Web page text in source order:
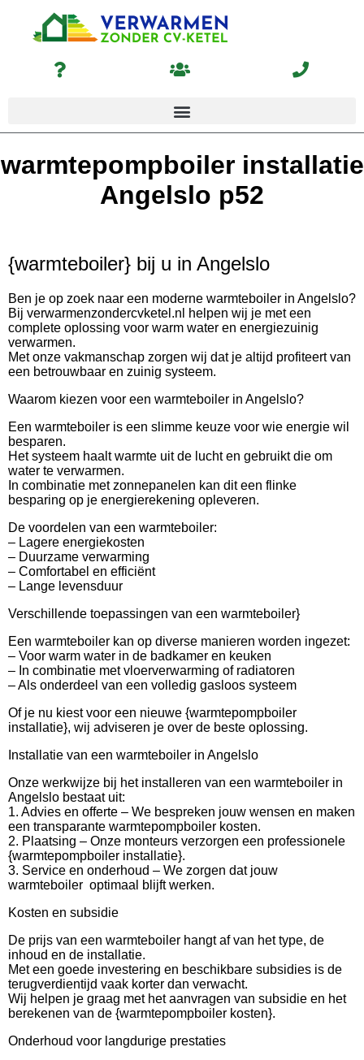
warmtepompboiler installatie
Angelslo p52
{warmteboiler} bij u in Angelslo
Ben je op zoek naar een moderne warmteboiler in Angelslo?
Bij verwarmenzondercvketel.nl helpen wij je met een
complete oplossing voor warm water en energiezuinig
verwarmen.
Met onze vakmanschap zorgen wij dat je altijd profiteert van
een betrouwbaar en zuinig systeem.
Waarom kiezen voor een warmteboiler in Angelslo?
Een warmteboiler is een slimme keuze voor wie energie wil
besparen.
Het systeem haalt warmte uit de lucht en gebruikt die om
water te verwarmen.
In combinatie met zonnepanelen kan dit een flinke
besparing op je energierekening opleveren.
De voordelen van een warmteboiler:
– Lagere energiekosten
– Duurzame verwarming
– Comfortabel en efficiënt
– Lange levensduur
Verschillende toepassingen van een warmteboiler}
Een warmteboiler kan op diverse manieren worden ingezet:
– Voor warm water in de badkamer en keuken
– In combinatie met vloerverwarming of radiatoren
– Als onderdeel van een volledig gasloos systeem
Of je nu kiest voor een nieuwe {warmtepompboiler
installatie}, wij adviseren je over de beste oplossing.
Installatie van een warmteboiler in Angelslo
Onze werkwijze bij het installeren van een warmteboiler in
Angelslo bestaat uit:
1. Advies en offerte – We bespreken jouw wensen en maken
een transparante warmtepompboiler kosten.
2. Plaatsing – Onze monteurs verzorgen een professionele
{warmtepompboiler installatie}.
3. Service en onderhoud – We zorgen dat jouw
warmteboiler optimaal blijft werken.
Kosten en subsidie
De prijs van een warmteboiler hangt af van het type, de
inhoud en de installatie.
Met een goede investering en beschikbare subsidies is de
terugverdientijd vaak korter dan verwacht.
Wij helpen je graag met het aanvragen van subsidie en het
berekenen van de {warmtepompboiler kosten}.
Onderhoud voor langdurige prestaties